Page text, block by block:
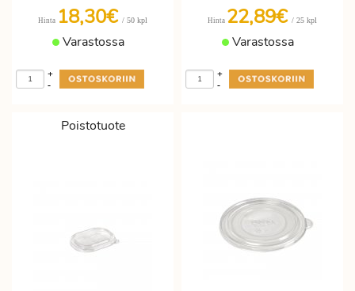
Hinta 18,30€ / 50 kpl
Varastossa
-
+
Hinta 22,89€ / 25 kpl
Varastossa
-
+
Poistotuote